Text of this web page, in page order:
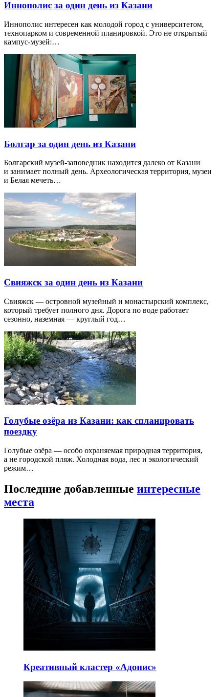
Иннополис за один день из Казани
Иннополис интересен как молодой город с университетом,
технопарком и современной планировкой. Это не открытый
кампус-музей:…
Болгар за один день из Казани
Болгарский музей-заповедник находится далеко от Казани
и занимает полный день. Археологическая территория, музеи
и Белая мечеть…
Свияжск за один день из Казани
Свияжск — островной музейный и монастырский комплекс,
который требует полного дня. Дорога по воде работает
сезонно, наземная — круглый год…
Голубые озёра из Казани: как спланировать
поездку
Голубые озёра — особо охраняемая природная территория,
а не городской пляж. Холодная вода, лес и экологический
режим…
Последние добавленные интересные
места
Креативный кластер «Адонис»